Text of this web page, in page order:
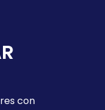
con